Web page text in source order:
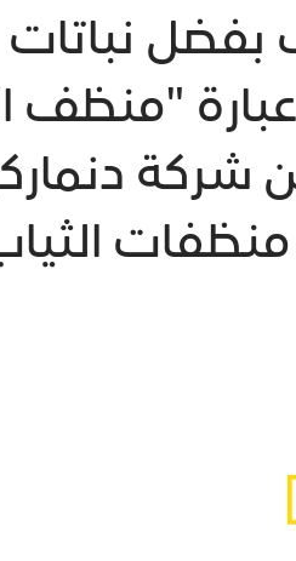
نباتات
"منظف